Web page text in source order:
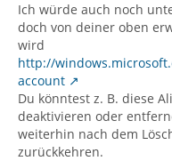
Ich würde auch noch
doch von deiner oben
wird
http://
account
Du könntest z. B. diese
deaktivieren oder
weiterhin nach dem
zurückkehren.